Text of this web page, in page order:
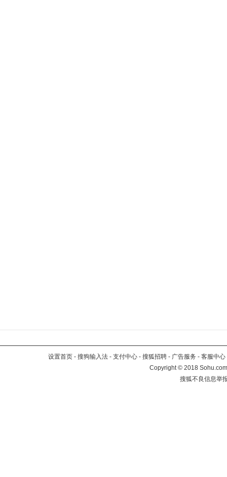
设置首页 - 搜狗输入法 - 支付中心 - 搜狐招聘 - 广告服务 - 客服中心
Copyright©2018
搜狐不良信息举